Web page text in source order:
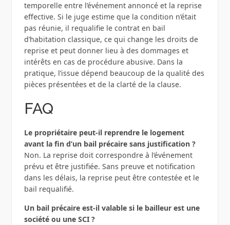
temporelle entre l’événement annoncé et la reprise
effective. Si le juge estime que la condition n’était
pas réunie, il requalifie le contrat en bail
d’habitation classique, ce qui change les droits de
reprise et peut donner lieu à des dommages et
intérêts en cas de procédure abusive. Dans la
pratique, l’issue dépend beaucoup de la qualité des
pièces présentées et de la clarté de la clause.
FAQ
Le propriétaire peut-il reprendre le logement
avant la fin d’un bail précaire sans justification ?
Non. La reprise doit correspondre à l’événement
prévu et être justifiée. Sans preuve et notification
dans les délais, la reprise peut être contestée et le
bail requalifié.
Un bail précaire est-il valable si le bailleur est une
société ou une SCI ?